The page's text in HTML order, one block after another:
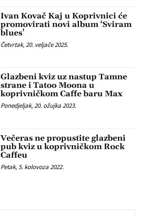
Ivan Kovač Kaj u Koprivnici će
promovirati novi album ‘Sviram
blues’
Četvrtak, 20. veljače 2025.
Glazbeni kviz uz nastup Tamne
strane i Tatoo Moona u
koprivničkom Caffe baru Max
Ponedjeljak, 20. ožujka 2023.
Večeras ne propustite glazbeni
pub kviz u koprivničkom Rock
Caffeu
Petak, 5. kolovoza 2022.